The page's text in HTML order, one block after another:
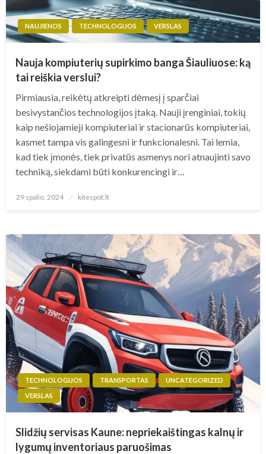
NAUJIENOS TECHNOLOGIJOS VERSLAS
Nauja kompiuterių supirkimo banga Šiauliuose: ką
tai reiškia verslui?
Pirmiausia, reikėtų atkreipti dėmesį į sparčiai
besivystančios technologijos įtaką. Nauji įrenginiai, tokių
kaip nešiojamieji kompiuteriai ir stacionarūs kompiuteriai,
kasmet tampa vis galingesni ir funkcionalesni. Tai lemia,
kad tiek įmonės, tiek privatūs asmenys nori atnaujinti savo
techniką, siekdami būti konkurencingi ir…
Posted
29 spalio, 2024 kitespot.lt
TECHNOLOGIJOS TRANSPORTAS
UNCATEGORIZED
VERSLAS
Slidžių servisas Kaune: nepriekaištingas kalnų ir
lygumų inventoriaus paruošimas